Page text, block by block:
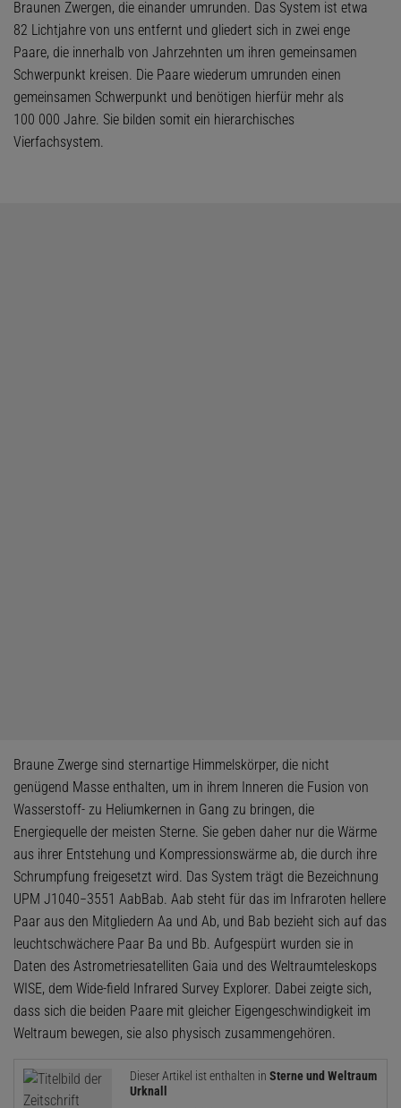
Braunen Zwergen, die einander umrunden. Das System ist etwa
82 Lichtjahre von uns entfernt und gliedert sich in zwei enge
Paare, die innerhalb von Jahrzehnten um ihren gemeinsamen
Schwerpunkt kreisen. Die Paare wiederum umrunden einen
gemeinsamen Schwerpunkt und benötigen hierfür mehr als
100 000 Jahre. Sie bilden somit ein hierarchisches
Vierfachsystem.
Braune Zwerge sind sternartige Himmelskörper, die nicht
genügend Masse enthalten, um in ihrem Inneren die Fusion von
Wasserstoff- zu Heliumkernen in Gang zu bringen, die
Energiequelle der meisten Sterne. Sie geben daher nur die Wärme
aus ihrer Entstehung und Kompressionswärme ab, die durch ihre
Schrumpfung freigesetzt wird. Das System trägt die Bezeichnung
UPM J1040−3551 AabBab. Aab steht für das im Infraroten hellere
Paar aus den Mitgliedern Aa und Ab, und Bab bezieht sich auf das
leuchtschwächere Paar Ba und Bb. Aufgespürt wurden sie in
Daten des Astrometriesatelliten Gaia und des Weltraumteleskops
WISE, dem Wide-field Infrared Survey Explorer. Dabei zeigte sich,
dass sich die beiden Paare mit gleicher Eigengeschwindigkeit im
Weltraum bewegen, sie also physisch zusammengehören.
Dieser Artikel ist enthalten in Sterne und Weltraum
Urknall